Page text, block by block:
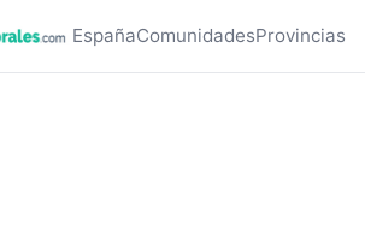
EspañaComunidadesProvincias